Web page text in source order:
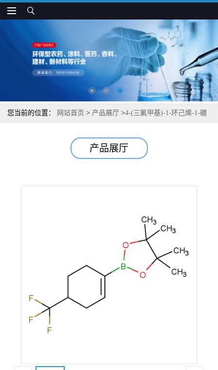
您当前的位置： 网站首页 > 产品展厅 >4-(三氟甲基)-1-环己烯-1-硼
产品展厅